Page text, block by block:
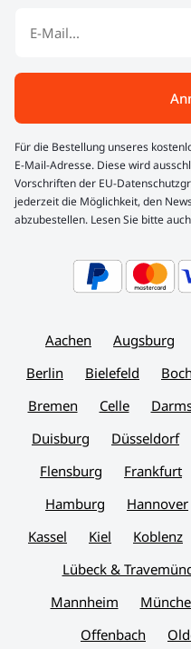
Für die Bestellung unseres
E-Mail-Adresse. Diese wird
Vorschriften der EU-
jederzeit die Möglichkeit, den
abzubestellen. Lesen Sie bitte
Aachen Augsburg
Berlin
Bielefeld
Bremen
Celle
Duisburg
Düsseldorf
Flensburg
Frankfurt
Hamburg
Hannover
Kassel
Kiel Koblenz
Lübeck &
Mannheim
Offenbach